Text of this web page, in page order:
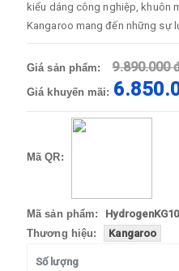
kiểu dáng công nghiệp, khuôn
Kangaroo mang đến những sự
Giá sản phẩm: 9.890.000
Giá khuyến mãi:
Mã QR:
Mã sản phẩm:
Thương hiệu:
Kangaroo
Số lượng